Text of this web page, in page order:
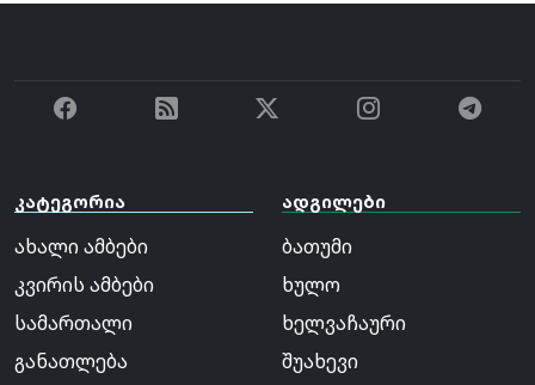
კატეგორია
ახალი ამბები
კვირის ამბები
სამართალი
განათლება
ადგილები
ბათუმი
ხულო
ხელვაჩაური
შუახევი